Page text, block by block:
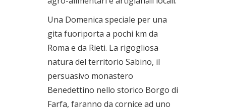
Una Domenica speciale per una
gita fuoriporta a pochi km da
Roma e da Rieti. La rigogliosa
natura del territorio Sabino, il
persuasivo monastero
Benedettino nello storico Borgo di
Farfa, faranno da cornice ad uno